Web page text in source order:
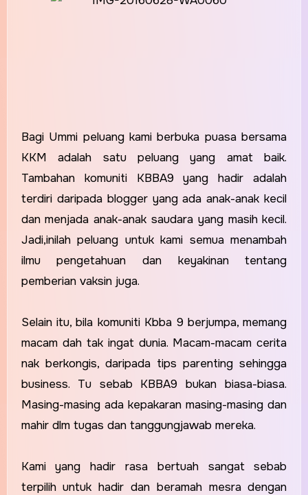
Bagi Ummi peluang kami berbuka puasa bersama
KKM adalah satu peluang yang amat baik.
Tambahan komuniti KBBA9 yang hadir adalah
terdiri daripada blogger yang ada anak-anak kecil
dan menjada anak-anak saudara yang masih kecil.
Jadi,inilah peluang untuk kami semua menambah
ilmu pengetahuan dan keyakinan tentang
pemberian vaksin juga.
Selain itu, bila komuniti Kbba 9 berjumpa, memang
macam dah tak ingat dunia. Macam-macam cerita
nak berkongis, daripada tips parenting sehingga
business. Tu sebab KBBA9 bukan biasa-biasa.
Masing-masing ada kepakaran masing-masing dan
mahir dlm tugas dan tanggungjawab mereka.
Kami yang hadir rasa bertuah sangat sebab
terpilih untuk hadir dan beramah mesra dengan